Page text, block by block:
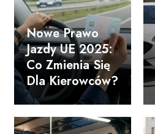
Nowe Prawo
Jazdy UE 2025:
Co Zmienia Się
Dla Kierowców?